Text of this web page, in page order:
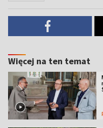
Więcej na ten temat